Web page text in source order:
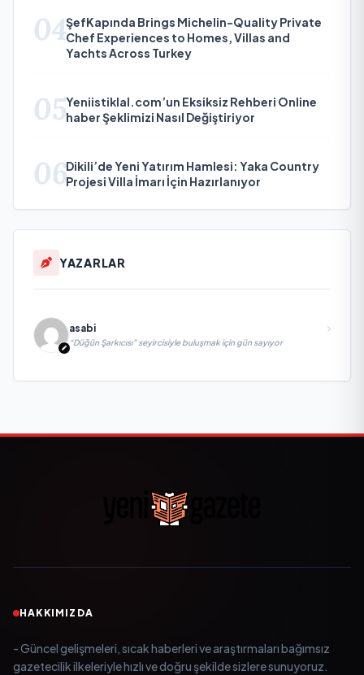
04ŞefKapında Brings Michelin-Quality Private
Chef Experiences to Homes, Villas and
Yachts Across Turkey
05Yeniistiklal.com’un Eksiksiz Rehberi Online
haber Şeklimizi Nasıl Değiştiriyor
06Dikili’de Yeni Yatırım Hamlesi: Yaka Country
Projesi Villa İmarı İçin Hazırlanıyor
YAZARLAR
asabi
“Düğün Şarkıcısı” seyircisiyle buluşmak için gün sayıyor
HAKKIMIZDA
- Güncel gelişmeleri, sıcak haberleri ve araştırmaları bağımsız
gazetecilik ilkeleriyle hızlı ve doğru şekilde sizlere sunuyoruz.